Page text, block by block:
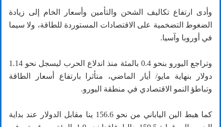
وأدى ارتفاع تكاليف الشحن والتأمين وأسعار الخام إلى زيادة
الضغوط التضخمية على الاقتصادات المستوردة للطاقة، ولا سيما
في أوروبا وآسيا.
وتراجع اليورو بنحو 0.4 بالمئة منذ اندلاع الحرب ليسجل نحو 1.14
دولار بنهاية مايو/ أيار الماضي، متأثرا بارتفاع أسعار الطاقة
وتباطؤ النمو الاقتصادي في منطقة اليورو.
كما هبط الين الياباني من نحو 156.6 ينا مقابل الدولار عند بداية